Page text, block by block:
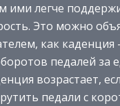
ими легче
Это можно
как
педалей за
возрастает,
педали с